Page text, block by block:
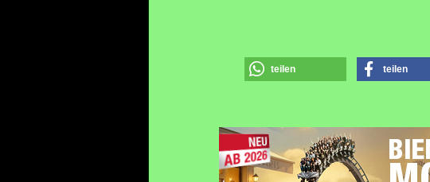
teilen teilen